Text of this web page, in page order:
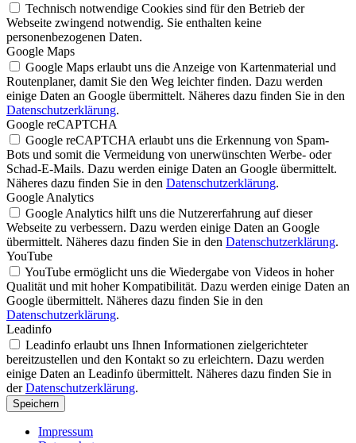
Technisch notwendige Cookies sind für den Betrieb der
Webseite zwingend notwendig. Sie enthalten keine
personenbezogenen Daten.
Google Maps
Google Maps erlaubt uns die Anzeige von Kartenmaterial und
Routenplaner, damit Sie den Weg leichter finden. Dazu werden
einige Daten an Google übermittelt. Näheres dazu finden Sie in den
Datenschutzerklärung.
Google reCAPTCHA
Google reCAPTCHA erlaubt uns die Erkennung von Spam-
Bots und somit die Vermeidung von unerwünschten Werbe- oder
Schad-E-Mails. Dazu werden einige Daten an Google übermittelt.
Näheres dazu finden Sie in den Datenschutzerklärung.
Google Analytics
Google Analytics hilft uns die Nutzererfahrung auf dieser
Webseite zu verbessern. Dazu werden einige Daten an Google
übermittelt. Näheres dazu finden Sie in den Datenschutzerklärung.
YouTube
YouTube ermöglicht uns die Wiedergabe von Videos in hoher
Qualität und mit hoher Kompatibilität. Dazu werden einige Daten an
Google übermittelt. Näheres dazu finden Sie in den
Datenschutzerklärung.
Leadinfo
Leadinfo erlaubt uns Ihnen Informationen zielgerichteter
bereitzustellen und den Kontakt so zu erleichtern. Dazu werden
einige Daten an Leadinfo übermittelt. Näheres dazu finden Sie in
derDatenschutzerklärung.
Speichern
Impressum